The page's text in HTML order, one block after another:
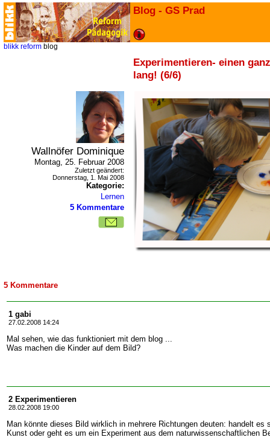
Blog - GS Prad
blikk reform blog
Experimentieren- einen
lang! (6/6)
Wallnöfer Dominique
Montag, 25. Februar 2008
Zuletzt geändert:
Donnerstag, 1. Mai 2008
Kategorie:
Lernen
5 Kommentare
5 Kommentare
1 gabi
27.02.2008 14:24
Mal sehen, wie das funktioniert mit dem blog ...
Was machen die Kinder auf dem Bild?
2 Experimentieren
28.02.2008 19:00
Man könnte dieses Bild wirklich in mehrere Richtungen deuten: handelt es
Kunst oder geht es um ein Experiment aus dem naturwissenschaftlichen